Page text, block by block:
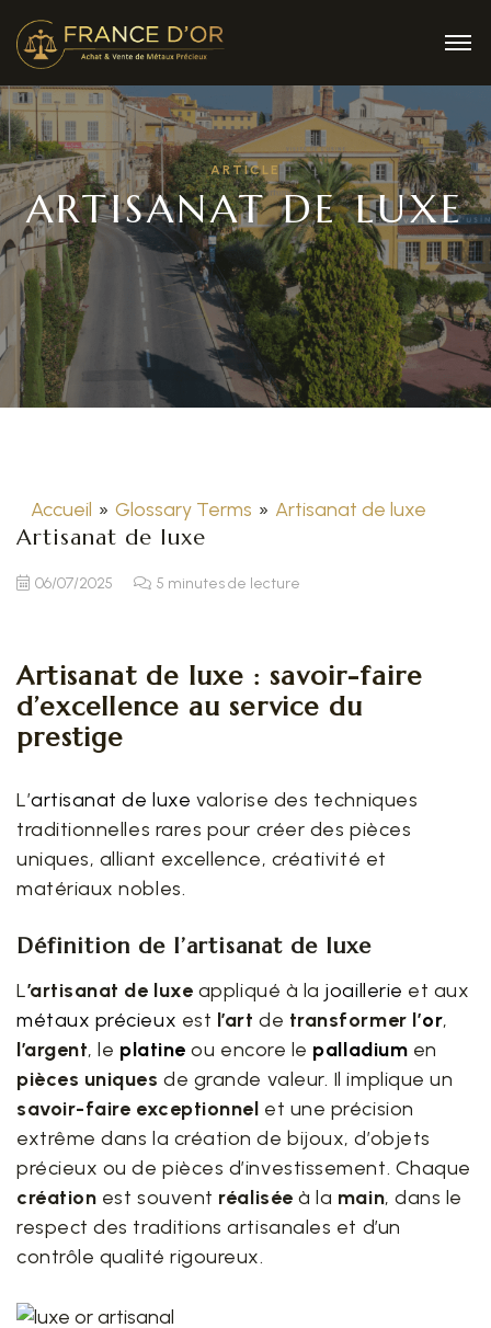
ARTICLE
ARTISANAT DE LUXE
Accueil » Glossary Terms » Artisanat de luxe
Artisanat de luxe
06/07/2025 5 minutes de lecture
Artisanat de luxe : savoir-faire
d’excellence au service du
prestige
L’artisanat de luxe valorise des techniques
traditionnelles rares pour créer des pièces
uniques, alliant excellence, créativité et
matériaux nobles.
Définition de l’artisanat de luxe
L’artisanat de luxe appliqué à la joaillerie et aux
métaux précieux est l’artde transformer l’or,
l’argent, le platine ou encore le palladium en
pièces uniquesde grande valeur. Il implique un
savoir-faire exceptionnel et une précision
extrême dans la création de bijoux, d’objets
précieux ou de pièces d’investissement. Chaque
création est souvent réaliséeà la main, dans le
respect des traditions artisanales et d’un
contrôle qualité rigoureux.